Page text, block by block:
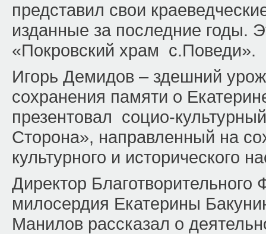
представил свои
изданные за последние годы.
«Покровский храм с.Поведи».
Игорь Демидов – здешний
сохранения памяти о
презентовал социо-
Сторона», направленный на
культурного и исторического
Директор
милосердия Екатерины
Манилов рассказал о